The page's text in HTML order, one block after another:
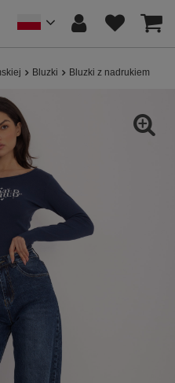
Bluzki Bluzki z nadrukiem